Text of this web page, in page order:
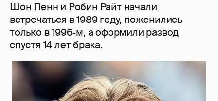
Шон Пенн и Робин Райт начали
встречаться в 1989 году, поженились
только в 1996-м, а оформили развод
спустя 14 лет брака.